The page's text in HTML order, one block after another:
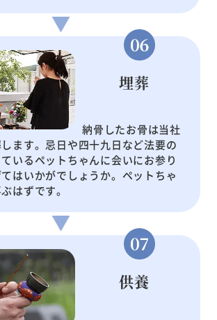
埋葬
納骨したお骨は当社
ます。忌日や四十九日など法要の
いるペットちゃんに会いにお参り
はいかがでしょうか。ペットちゃ
はずです。
供養